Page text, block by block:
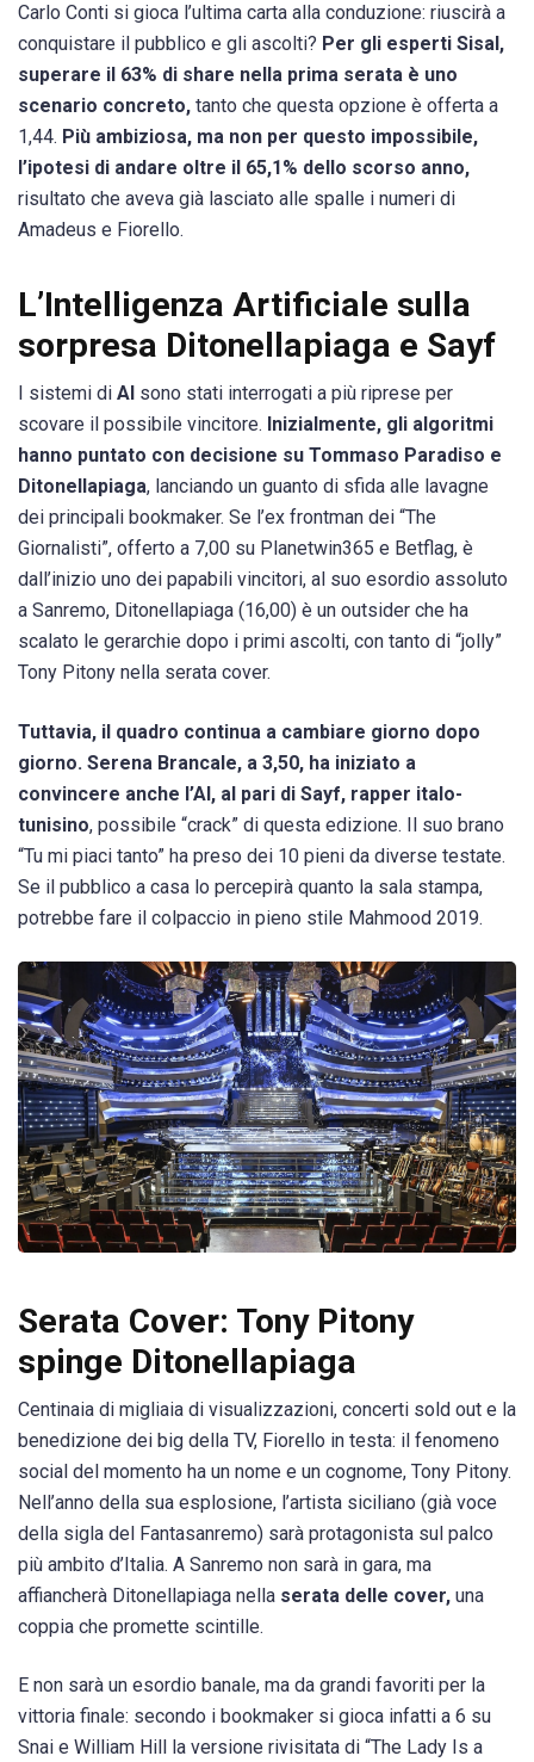
Carlo Conti si gioca l’ultima carta alla conduzione: riuscirà a
conquistare il pubblico e gli ascolti? Per gli esperti Sisal,
superare il 63% di share nella prima serata è uno
scenario concreto, tanto che questa opzione è offerta a
1,44. Più ambiziosa, ma non per questo impossibile,
l’ipotesi di andare oltre il 65,1% dello scorso anno,
risultato che aveva già lasciato alle spalle i numeri di
Amadeus e Fiorello.
L’Intelligenza Artificiale sulla
sorpresa Ditonellapiaga e Sayf
I sistemi di AI sono stati interrogati a più riprese per
scovare il possibile vincitore. Inizialmente, gli algoritmi
hanno puntato con decisione su Tommaso Paradiso e
Ditonellapiaga, lanciando un guanto di sfida alle lavagne
dei principali bookmaker. Se l’ex frontman dei “The
Giornalisti”, offerto a 7,00 su Planetwin365 e Betflag, è
dall’inizio uno dei papabili vincitori, al suo esordio assoluto
a Sanremo, Ditonellapiaga (16,00) è un outsider che ha
scalato le gerarchie dopo i primi ascolti, con tanto di “jolly”
Tony Pitony nella serata cover.
Tuttavia, il quadro continua a cambiare giorno dopo
giorno. Serena Brancale, a 3,50, ha iniziato a
convincere anche l’AI, al pari di Sayf, rapper italo-
tunisino, possibile “crack” di questa edizione. Il suo brano
“Tu mi piaci tanto” ha preso dei 10 pieni da diverse testate.
Se il pubblico a casa lo percepirà quanto la sala stampa,
potrebbe fare il colpaccio in pieno stile Mahmood 2019.
Serata Cover: Tony Pitony
spinge Ditonellapiaga
Centinaia di migliaia di visualizzazioni, concerti sold out e la
benedizione dei big della TV, Fiorello in testa: il fenomeno
social del momento ha un nome e un cognome, Tony Pitony.
Nell’anno della sua esplosione, l’artista siciliano (già voce
della sigla del Fantasanremo) sarà protagonista sul palco
più ambito d’Italia. A Sanremo non sarà in gara, ma
affiancherà Ditonellapiaga nella serata delle cover, una
coppia che promette scintille.
E non sarà un esordio banale, ma da grandi favoriti per la
vittoria finale: secondo i bookmaker si gioca infatti a 6 su
Snai e William Hill la versione rivisitata di “The Lady Is a